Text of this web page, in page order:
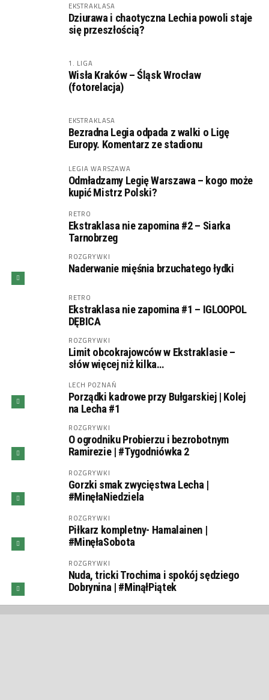
EKSTRAKLASA
Dziurawa i chaotyczna Lechia powoli staje
się przeszłością?
1. LIGA
Wisła Kraków – Śląsk Wrocław
(fotorelacja)
EKSTRAKLASA
Bezradna Legia odpada z walki o Ligę
Europy. Komentarz ze stadionu
LEGIA WARSZAWA
Odmładzamy Legię Warszawa – kogo może
kupić Mistrz Polski?
RETRO
Ekstraklasa nie zapomina #2 – Siarka
Tarnobrzeg
ROZGRYWKI
Naderwanie mięśnia brzuchatego łydki
RETRO
Ekstraklasa nie zapomina #1 – IGLOOPOL
DĘBICA
ROZGRYWKI
Limit obcokrajowców w Ekstraklasie –
słów więcej niż kilka…
LECH POZNAŃ
Porządki kadrowe przy Bułgarskiej | Kolej
na Lecha #1
ROZGRYWKI
O ogrodniku Probierzu i bezrobotnym
Ramirezie | #Tygodniówka 2
ROZGRYWKI
Gorzki smak zwycięstwa Lecha |
#MinęłaNiedziela
ROZGRYWKI
Piłkarz kompletny- Hamalainen |
#MinęłaSobota
ROZGRYWKI
Nuda, tricki Trochima i spokój sędziego
Dobrynina | #MinąłPiątek